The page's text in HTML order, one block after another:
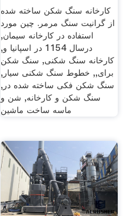
کارخانه سنگ شکن ساخته شده
از گرانیت سنگ مرمر. چین مورد
استفاده در کارخانه سیمان,
درسال 1154 در اسپانیا و,
کارخانه سنگ شکنی, سنگ شکن
برای,, خطوط سنگ شکنی سیار,
سنگ شکن فکی ساخته شده در,
سنگ شکن و کارخانه, شن و
ماسه ساخت ماشین